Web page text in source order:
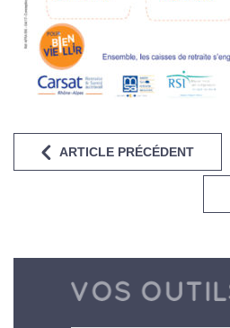
ARTICLE PRÉCÉDENT